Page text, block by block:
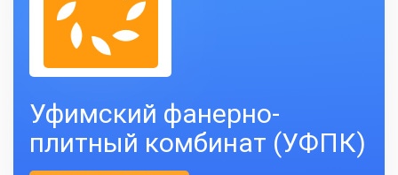
Уфимский фанерно-
плитный комбинат (УФПК)